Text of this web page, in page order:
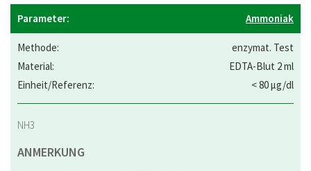
Ammoniak
enzymat. Test
EDTA-Blut 2 ml
< 80 µg/dl
NH3
ANMERKUNG